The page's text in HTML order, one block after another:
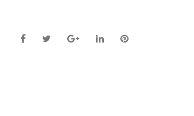
FacebookTwitter Google+LinkedIn